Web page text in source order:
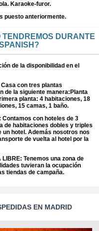
Karaoke-furor.
puesto anteriormente.
DURANTE
de la disponibilidad en el
Casa con tres plantas
de la siguiente manera:Planta
planta: 4 habitaciones, 18
15 camas, 1 baño.
Contamos con hoteles de 3
de habitaciones dobles y triples
hotel. Además nosotros nos
de vuelta al hotel por la
Tenemos una zona de
tuvieran la ocupación
tiendas de campaña.
EN MADRID